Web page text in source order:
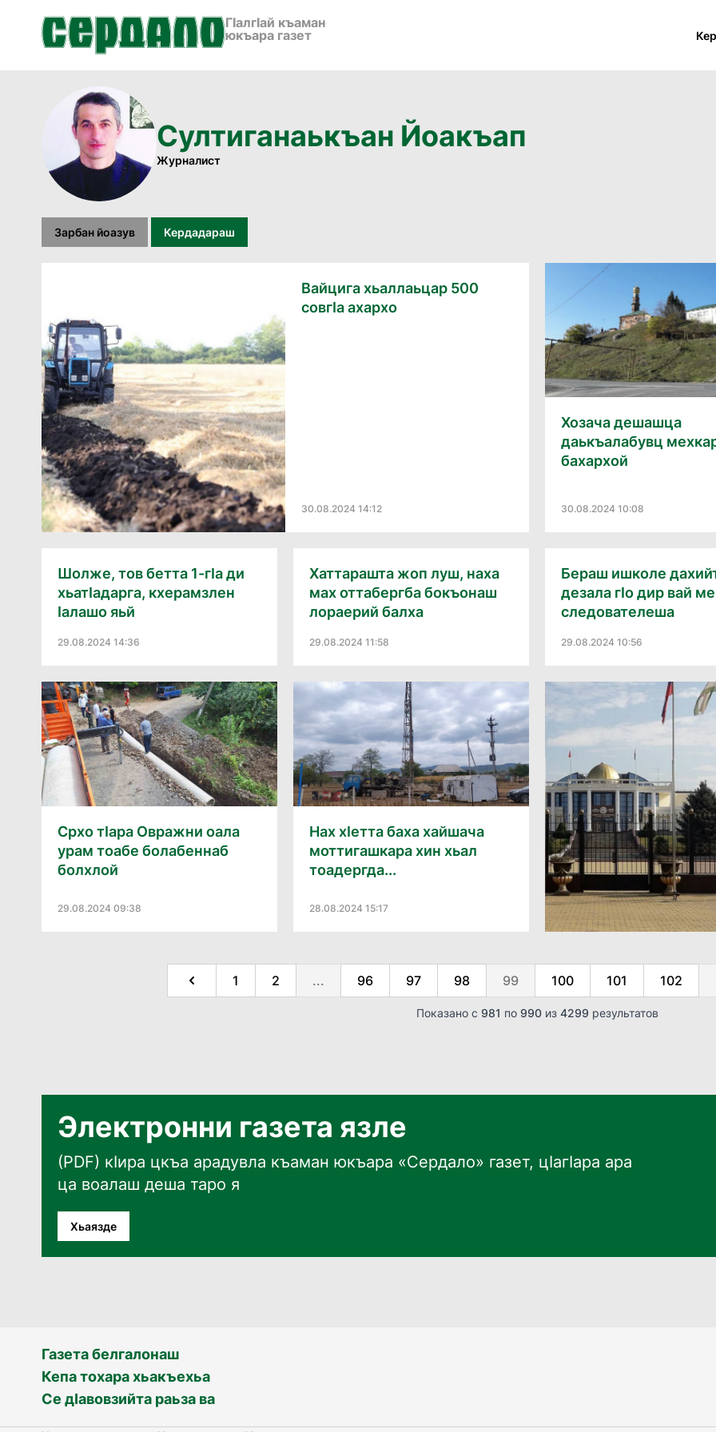
ГӀалгӀай къаман
юкъара газет
Султиганаькъан Йоакъап
Журналист
Зарбан йоазув Кердадараш
Вайцига хьаллаьцар 500
совгӀа ахархо
30.08.2024 14:12
Хозача дешашца
даькъалабувц
бахархой
30.08.2024 10:08
Шолже, тов бетта 1-гӀа ди
хьатӀадарга, кхерамзлен
Ӏалашо яьй
29.08.2024 14:36
Хаттарашта жоп луш, наха
мах оттабергба бокъонаш
лораерий балха
29.08.2024 11:58
Бераш ишколе
дезала гӀо дир вай
следователеша
29.08.2024 10:56
Срхо тӀара Овражни оала
урам тоабе болабеннаб
болхлой
29.08.2024 09:38
Нах хӀетта баха хайшача
моттигашкара хин хьал
тоадергда...
28.08.2024 15:17
1 2 ... 96 97 98 99 100 101 102
Показано с 981 по 990из 4299 результатов
Электронни газета язле
(PDF) кӀира цкъа арадувла къаман юкъара «Сердало» газет, цӀагӀара ара
ца воалаш деша таро я
Хьаязде
Газета белгалонаш
Кепа тохара хьакъехьа
Се дӀавовзийта раьза ва